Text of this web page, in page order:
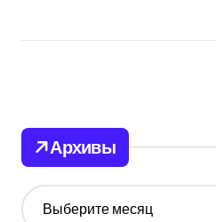
Архивы
А
р